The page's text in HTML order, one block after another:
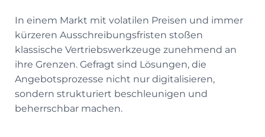
In einem Markt mit volatilen Preisen und immer
kürzeren Ausschreibungsfristen stoßen
klassische Vertriebswerkzeuge zunehmend an
ihre Grenzen. Gefragt sind Lösungen, die
Angebotsprozesse nicht nur digitalisieren,
sondern strukturiert beschleunigen und
beherrschbar machen.